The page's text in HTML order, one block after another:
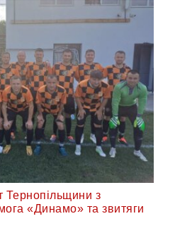
Тернопільщини з
«Динамо» та звитяги